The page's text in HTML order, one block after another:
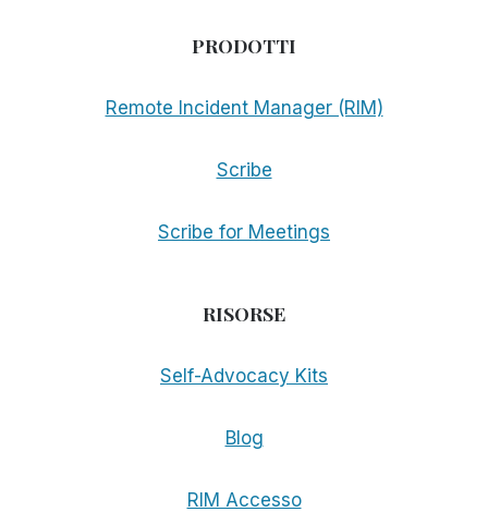
PRODOTTI
Remote Incident Manager (RIM)
Scribe
Scribe for Meetings
RISORSE
Self-Advocacy Kits
Blog
RIM Accesso